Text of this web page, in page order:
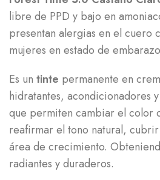
libre de PPD y bajo en
presentan alergias en el cuero
mujeres en estado de
Es un tinte permanente en
hidratantes, acondicionadores
que permiten cambiar el color
reafirmar el tono natural,
área de crecimiento.
radiantes y duraderos.